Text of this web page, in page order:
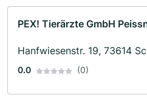
PEX! Tierärzte GmbH
Hanfwiesenstr. 19, 73614
0.0 (0)